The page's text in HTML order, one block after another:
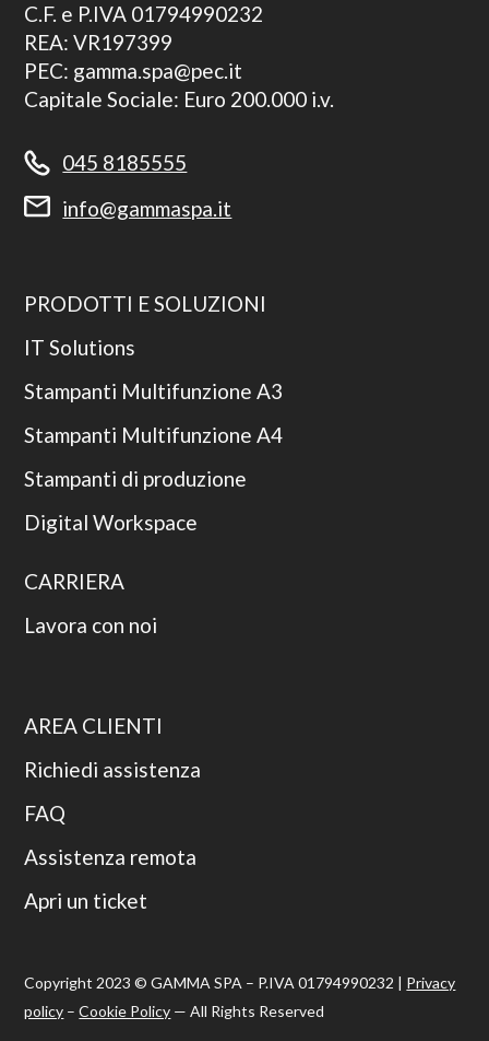
C.F. e P.IVA 01794990232
REA: VR197399
PEC: gamma.spa@pec.it
Capitale Sociale: Euro 200.000 i.v.
045 8185555
info@gammaspa.it
PRODOTTI E SOLUZIONI
IT Solutions
Stampanti Multifunzione A3
Stampanti Multifunzione A4
Stampanti di produzione
Digital Workspace
CARRIERA
Lavora con noi
AREA CLIENTI
Richiedi assistenza
FAQ
Assistenza remota
Apri un ticket
Copyright 2023 © GAMMA SPA – P.IVA 01794990232 | Privacy
policy –Cookie Policy — All Rights Reserved